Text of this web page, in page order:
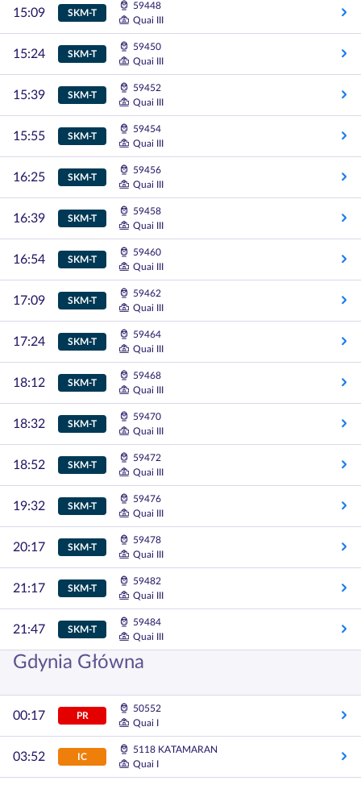
15:09 SKM-T
59448
Quai III
15:24 SKM-T
59450
Quai III
15:39 SKM-T
59452
Quai III
15:55 SKM-T
59454
Quai III
16:25 SKM-T
59456
Quai III
16:39 SKM-T
59458
Quai III
16:54 SKM-T
59460
Quai III
17:09 SKM-T
59462
Quai III
17:24 SKM-T
59464
Quai III
18:12 SKM-T
59468
Quai III
18:32 SKM-T
59470
Quai III
18:52 SKM-T
59472
Quai III
19:32 SKM-T
59476
Quai III
20:17 SKM-T
59478
Quai III
21:17 SKM-T
59482
Quai III
21:47 SKM-T
59484
Quai III
Gdynia Główna
00:17 PR
50552
Quai I
03:52 IC
5118 KATAMARAN
Quai I